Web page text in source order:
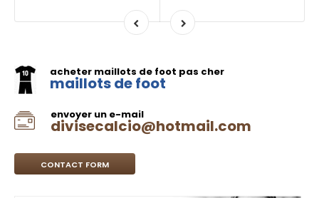
acheter maillots de foot pas cher
maillots de foot
envoyer un e-mail
divisecalcio@hotmail.com
CONTACT FORM